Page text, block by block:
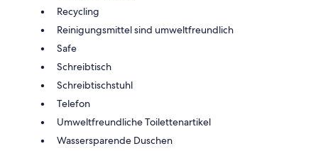
Recycling
Reinigungsmittel sind umweltfreundlich
Safe
Schreibtisch
Schreibtischstuhl
Telefon
Umweltfreundliche Toilettenartikel
Wassersparende Duschen